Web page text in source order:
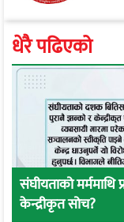
धेरै पढिएको
संघीयताको
केन्द्रीकृत सोच?